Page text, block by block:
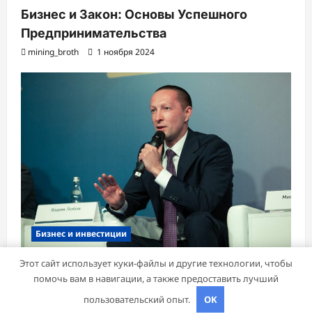
Бизнес и Закон: Основы Успешного
Предпринимательства
mining_broth 1 ноября 2024
Бизнес и инвестиции
Университет Синергия: Образование для
Этот сайт использует куки-файлы и другие технологии, чтобы
помочь вам в навигации, а также предоставить лучший
пользовательский опыт.
OK